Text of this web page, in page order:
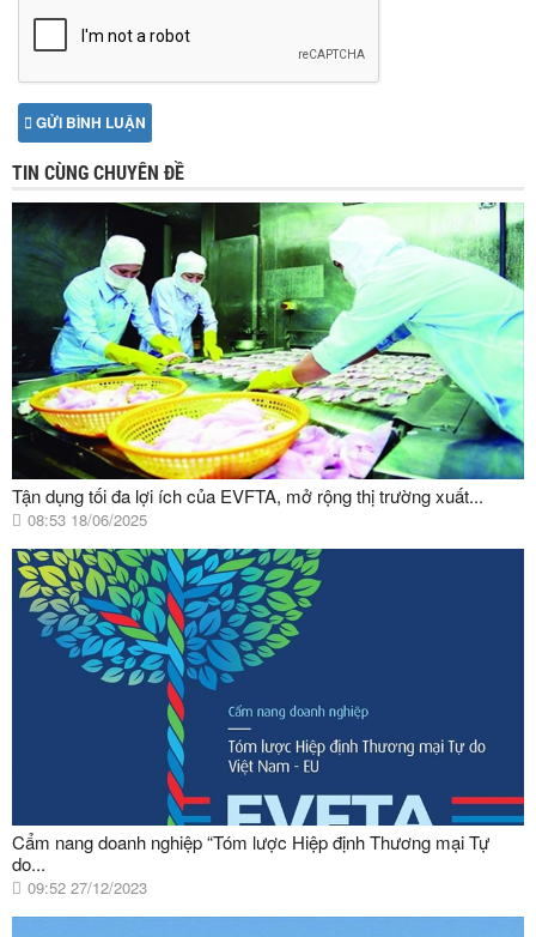
GỬI BÌNH LUẬN
TIN CÙNG CHUYÊN ĐỀ
Tận dụng tối đa lợi ích của EVFTA, mở rộng thị trường xuất...
08:53 18/06/2025
Cẩm nang doanh nghiệp “Tóm lược Hiệp định Thương mại Tự
do...
09:52 27/12/2023